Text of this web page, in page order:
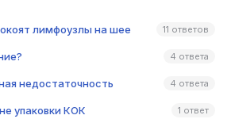
лимфоузлы на шее 11 ответов
4 ответа
недостаточность 4 ответа
упаковки КОК 1 ответ